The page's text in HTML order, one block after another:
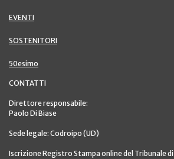
EVENTI
SOSTENITORI
50esimo
CONTATTI
Direttore responsabile:
Paolo Di Biase
Sede legale: Codroipo (UD)
Iscrizione Registro Stampa online del Tribunale di